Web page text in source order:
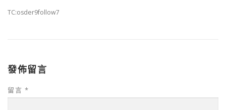
TC:osder9follow7
發佈留言
留言 *